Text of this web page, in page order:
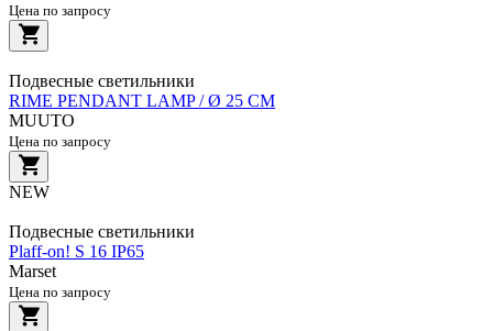
Цена по запросу
Подвесные светильники
RIME PENDANT LAMP / Ø 25 CM
MUUTO
Цена по запросу
NEW
Подвесные светильники
Plaff-on! S 16 IP65
Marset
Цена по запросу